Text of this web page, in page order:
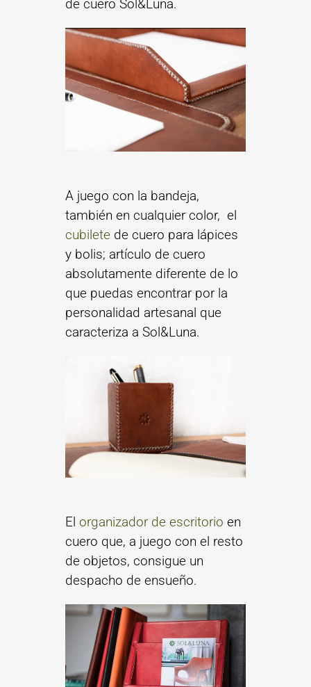
de cuero Sol&Luna.
A juego con la bandeja,
también en cualquier color, el
cubilete de cuero para lápices
y bolis; artículo de cuero
absolutamente diferente de lo
que puedas encontrar por la
personalidad artesanal que
caracteriza a Sol&Luna.
El organizador de escritorio en
cuero que, a juego con el resto
de objetos, consigue un
despacho de ensueño.